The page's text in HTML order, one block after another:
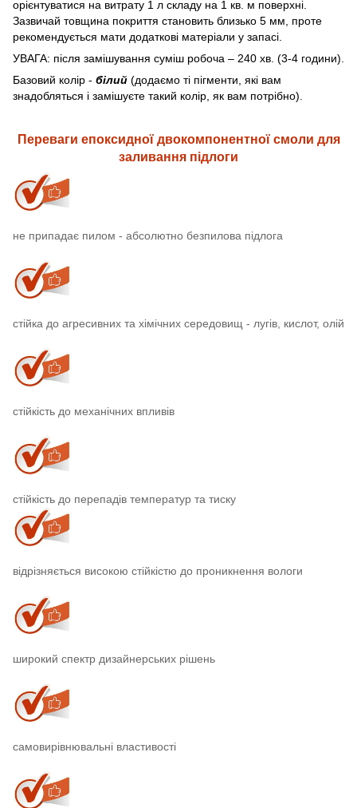
орієнтуватися на витрату 1 л складу на 1 кв. м поверхні.
Зазвичай товщина покриття становить близько 5 мм, проте
рекомендується мати додаткові матеріали у запасі.
УВАГА: після замішування суміш робоча – 240 хв. (3-4 години).
Базовий колір - білий (додаємо ті пігменти, які вам
знадобляться і замішуєте такий колір, як вам потрібно).
Переваги епоксидної двокомпонентної смоли для
заливання підлоги
не припадає пилом - абсолютно безпилова підлога
стійка до агресивних та хімічних середовищ - лугів, кислот, олій
стійкість до механічних впливів
стійкість до перепадів температур та тиску
відрізняється високою стійкістю до проникнення вологи
широкий спектр дизайнерських рішень
самовирівнювальні властивості